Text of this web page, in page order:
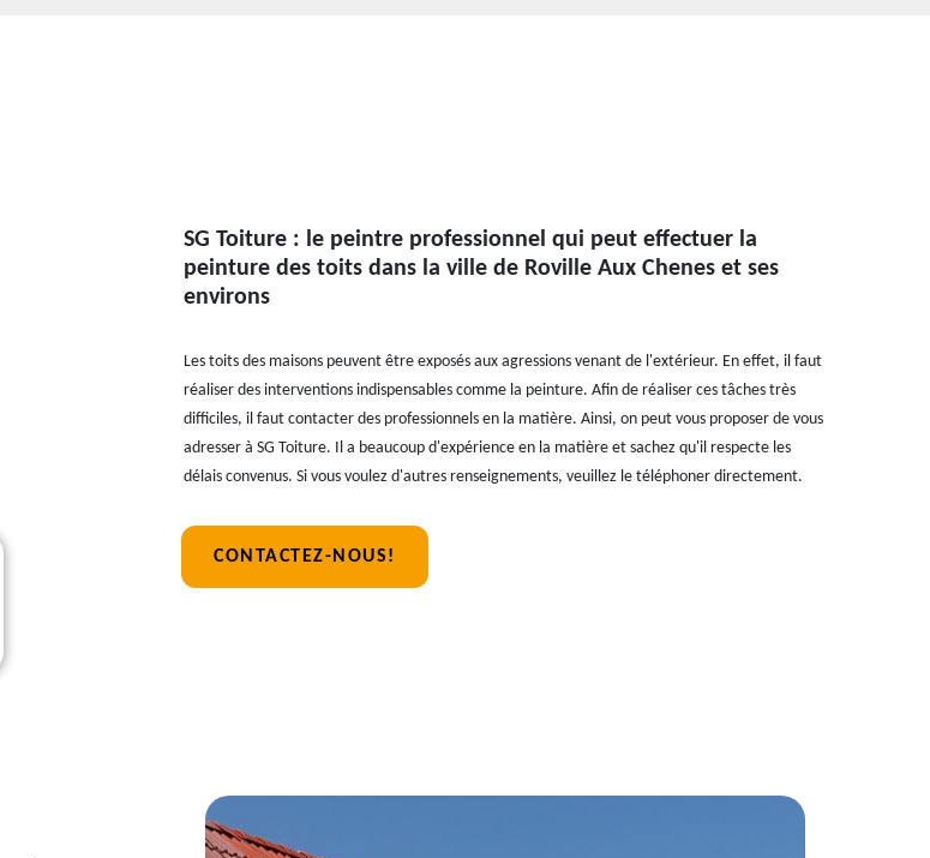
SG Toiture : le peintre professionnel qui peut effectuer la
peinture des toits dans la ville de Roville Aux Chenes et ses
environs
Les toits des maisons peuvent être exposés aux agressions venant de l'extérieur. En effet, il faut
réaliser des interventions indispensables comme la peinture. Afin de réaliser ces tâches très
difficiles, il faut contacter des professionnels en la matière. Ainsi, on peut vous proposer de vous
adresser à SG Toiture. Il a beaucoup d'expérience en la matière et sachez qu'il respecte les
délais convenus. Si vous voulez d'autres renseignements, veuillez le téléphoner directement.
CONTACTEZ-NOUS!